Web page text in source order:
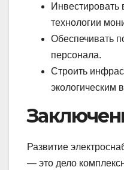
технологии
Обеспечивать
персонала.
Строить
экологическим
Развитие
— это дело